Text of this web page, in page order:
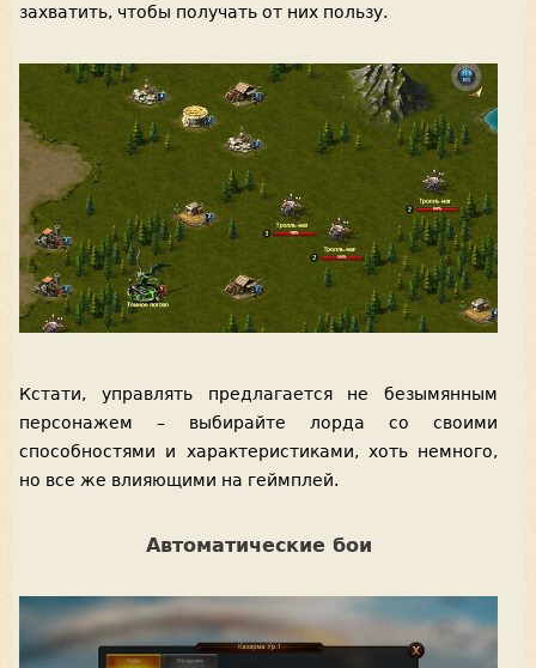
захватить, чтобы получать от них пользу.
Кстати, управлять предлагается не безымянным
персонажем – выбирайте лорда со своими
способностями и характеристиками, хоть немного,
но все же влияющими на геймплей.
Автоматические бои